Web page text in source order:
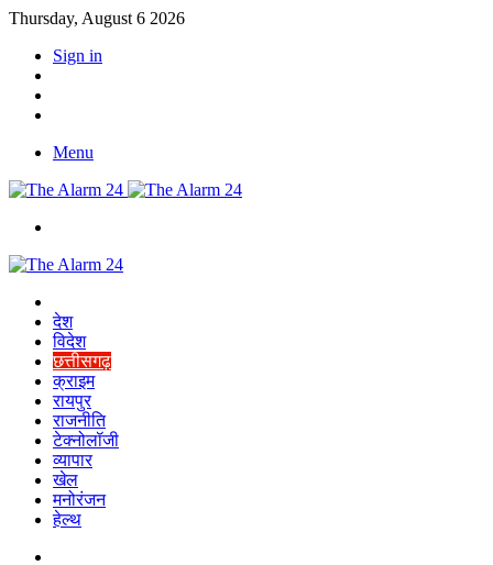
Thursday, August 6 2026
Sign in
Menu
देश
विदेश
छत्तीसगढ़
क्राइम
रायपुर
राजनीति
टेक्नोलॉजी
व्यापार
खेल
मनोरंजन
हेल्थ